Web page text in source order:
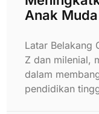
Anak Muda
Latar Belakang
Z dan milenial,
dalam
pendidikan